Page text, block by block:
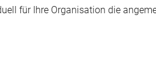
für Ihre Organisation die